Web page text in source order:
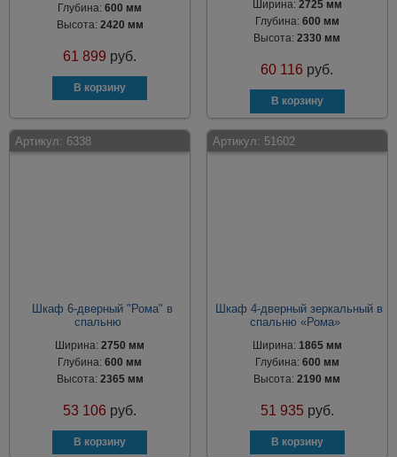
Глубина:600 мм
Высота: 2420 мм
61 899 руб.
Ширина: 2725 мм
Глубина: 600 мм
Высота:2330 мм
60 116 руб.
Артикул: 6338
Шкаф 6-дверный "Рома" в
спальню
Ширина:2750 мм
Глубина:600 мм
Высота: 2365 мм
53 106 руб.
Артикул: 51602
Шкаф 4-дверный зеркальный в
спальню «Рома»
Ширина: 1865 мм
Глубина: 600 мм
Высота:2190 мм
51 935 руб.